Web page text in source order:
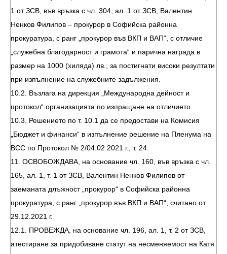
1 от ЗСВ, във връзка с чл. 304, ал. 1 от ЗСВ, Валентин
Ненков Филипов – прокурор в Софийска районна
прокуратура, с ранг „прокурор във ВКП и ВАП“, с отличие
„служебна благодарност и грамота“ и парична награда в
размер на 1000 (хиляда) лв., за постигнати високи резултати
при изпълнение на служебните задължения.
10.2. Възлага на дирекция „Международна дейност и
протокол“ организацията по изпращане на отличието.
10.3. Решението по т. 10.1 да се предостави на Комисия
„Бюджет и финанси“ в изпълнение решение на Пленума на
ВСС по Протокол № 2/04.02.2021 г., т. 24.
11. ОСВОБОЖДАВА, на основание чл. 160, във връзка с чл.
165, ал. 1, т. 1 от ЗСВ, Валентин Ненков Филипов от
заеманата длъжност „прокурор“ в Софийска районна
прокуратура, с ранг „прокурор във ВКП и ВАП“, считано от
29.12.2021 г.
12.1. ПРОВЕЖДА, на основание чл. 196, ал. 1, т. 2 от ЗСВ,
атестиране за придобиване статут на несменяемост на Катя